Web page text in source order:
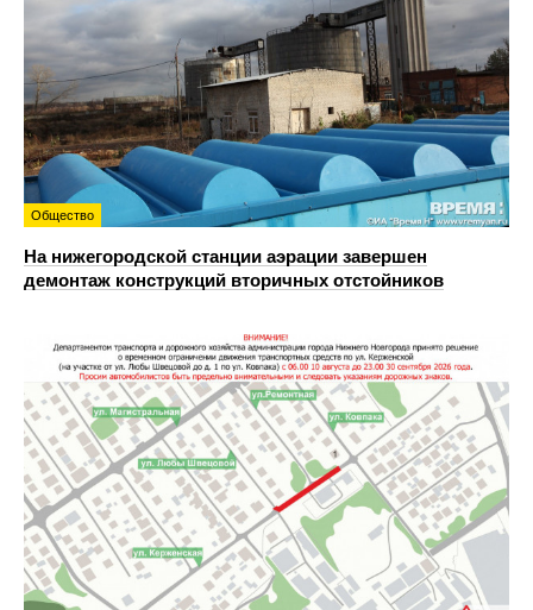
Общество
На нижегородской станции аэрации завершен
демонтаж конструкций вторичных отстойников